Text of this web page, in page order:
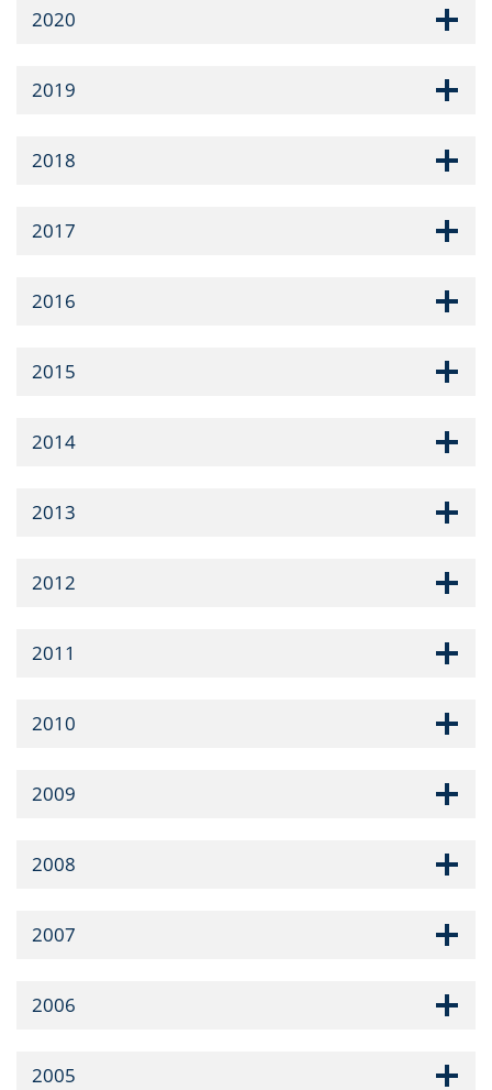
2020
2019
2018
2017
2016
2015
2014
2013
2012
2011
2010
2009
2008
2007
2006
2005